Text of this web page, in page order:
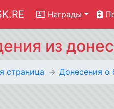
Награды
из
страница Донесения о